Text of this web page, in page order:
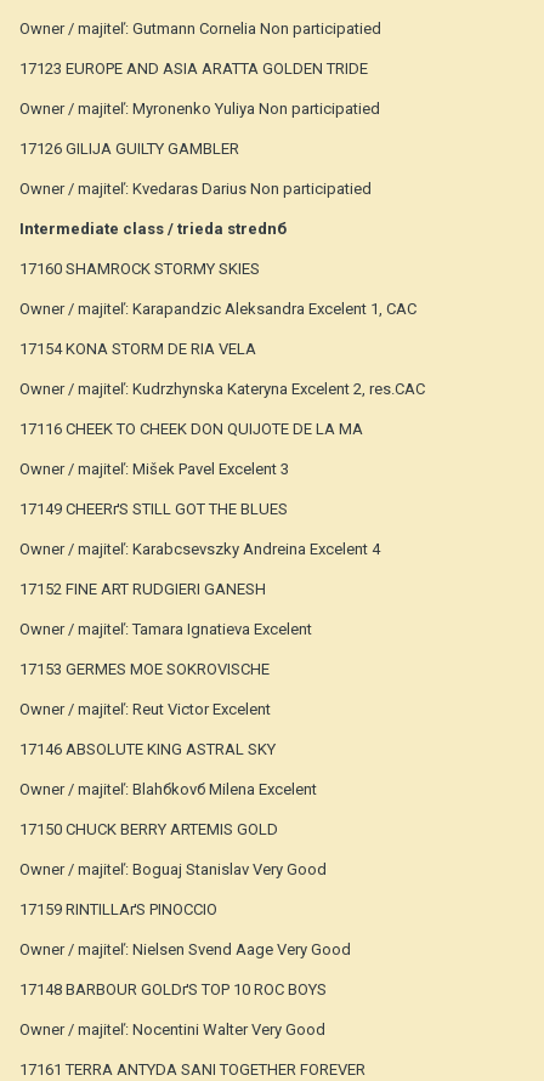
Owner / majiteľ: Gutmann Cornelia Non participatied
17123 EUROPE AND ASIA ARATTA GOLDEN TRIDE
Owner / majiteľ: Myronenko Yuliya Non participatied
17126 GILIJA GUILTY GAMBLER
Owner / majiteľ: Kvedaras Darius Non participatied
Intermediate class / trieda strednб
17160 SHAMROCK STORMY SKIES
Owner / majiteľ: Karapandzic Aleksandra Excelent 1, CAC
17154 KONA STORM DE RIA VELA
Owner / majiteľ: Kudrzhynska Kateryna Excelent 2, res.CAC
17116 CHEEK TO CHEEK DON QUIJOTE DE LA MA
Owner / majiteľ: Mišek Pavel Excelent 3
17149 CHEERґS STILL GOT THE BLUES
Owner / majiteľ: Karabcsevszky Andreina Excelent 4
17152 FINE ART RUDGIERI GANESH
Owner / majiteľ: Tamara Ignatieva Excelent
17153 GERMES MOE SOKROVISCHE
Owner / majiteľ: Reut Victor Excelent
17146 ABSOLUTE KING ASTRAL SKY
Owner / majiteľ: Blahбkovб Milena Excelent
17150 CHUCK BERRY ARTEMIS GOLD
Owner / majiteľ: Boguaj Stanislav Very Good
17159 RINTILLAґS PINOCCIO
Owner / majiteľ: Nielsen Svend Aage Very Good
17148 BARBOUR GOLDґS TOP 10 ROC BOYS
Owner / majiteľ: Nocentini Walter Very Good
17161 TERRA ANTYDA SANI TOGETHER FOREVER